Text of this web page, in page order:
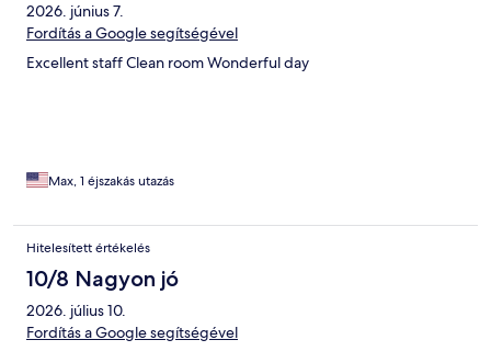
2026. június 7.
Fordítás a Google segítségével
Excellent staff Clean room Wonderful day
Max, 1 éjszakás utazás
Hitelesített értékelés
10/8 Nagyon jó
2026. július 10.
Fordítás a Google segítségével